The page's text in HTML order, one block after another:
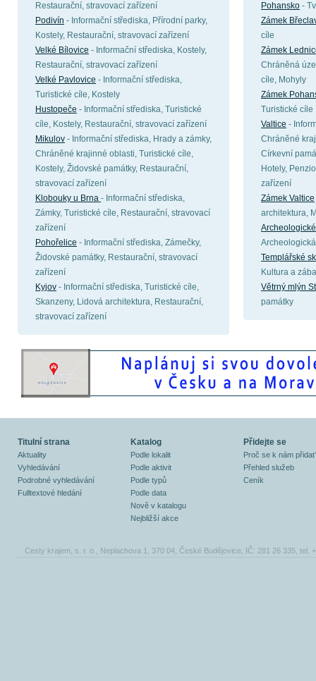
Restaurační, stravovací zařízení
Podivín - Informační střediska, Přírodní parky,
Kostely, Restaurační, stravovací zařízení
Velké Bílovice - Informační střediska, Kostely,
Restaurační, stravovací zařízení
Velké Pavlovice - Informační střediska,
Turistické cíle, Kostely
Hustopeče - Informační střediska, Turistické
cíle, Kostely, Restaurační, stravovací zařízení
Mikulov - Informační střediska, Hrady a zámky,
Chráněné krajinné oblasti, Turistické cíle,
Kostely, Židovské památky, Restaurační,
stravovací zařízení
Klobouky u Brna - Informační střediska,
Zámky, Turistické cíle, Restaurační, stravovací
zařízení
Pohořelice - Informační střediska, Zámečky,
Židovské památky, Restaurační, stravovací
zařízení
Kyjov - Informační střediska, Turistické cíle,
Skanzeny, Lidová architektura, Restaurační,
stravovací zařízení
Pohansko -
Zámek
cíle
Zámek
Chráněná
cíle, Mohyly
Zámek
Turistické cíle
Valtice -
Chráněné
Církevní
Hotely,
zařízení
Zámek Valtice
architektura,
Templářské
Kultura a
Větrný mlýn
památky
Titulní strana
Aktuality
Vyhledávání
Podrobné vyhledávání
Fulltextové hledání
Katalog
Podle lokalit
Podle aktivit
Podle typů
Podle data
Nově v katalogu
Nejbližší akce
Přidejte se
Proč se k nám
Přehled služeb
Ceník
Cesty krajem, s. r. o., Neplachova 1, 370 04, České Budějovice, IČ: 281 26 335, tel.